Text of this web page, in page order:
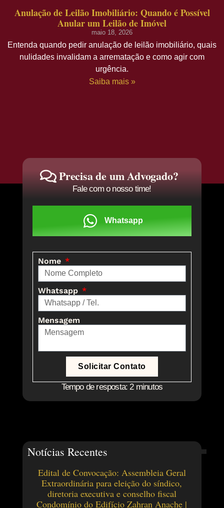
Anulação de Leilão Imobiliário: Quando é Possível
Anular um Leilão de Imóvel
maio 18, 2026
Entenda quando pedir anulação de leilão imobiliário, quais
nulidades invalidam a arrematação e como agir com
urgência.
Saiba mais »
Precisa de um Advogado?
Fale com o nosso time!
Whatsapp
Nome
Whatsapp
Mensagem
Solicitar Contato
Tempo de resposta: 2 minutos
Notícias Recentes
Edital de Convocação: Assembleia Geral
Extraordinária para eleição do síndico,
diretoria executiva e conselho fiscal
Condomínio do Edifício Zahran Anache |